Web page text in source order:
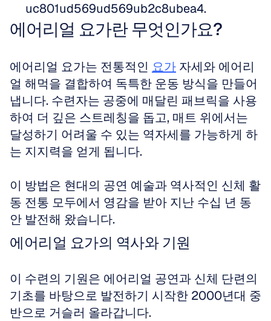
uc801ud569ud569ub2c8ubea4.
에어리얼 요가란 무엇인가요?
에어리얼 요가는 전통적인 요가 자세와 에어리
얼 해먹을 결합하여 독특한 운동 방식을 만들어
냅니다. 수련자는 공중에 매달린 패브릭을 사용
하여 더 깊은 스트레칭을 돕고, 매트 위에서는
달성하기 어려울 수 있는 역자세를 가능하게 하
는 지지력을 얻게 됩니다.
이 방법은 현대의 공연 예술과 역사적인 신체 활
동 전통 모두에서 영감을 받아 지난 수십 년 동
안 발전해 왔습니다.
에어리얼 요가의 역사와 기원
이 수련의 기원은 에어리얼 공연과 신체 단련의
기초를 바탕으로 발전하기 시작한 2000년대 중
반으로 거슬러 올라갑니다.